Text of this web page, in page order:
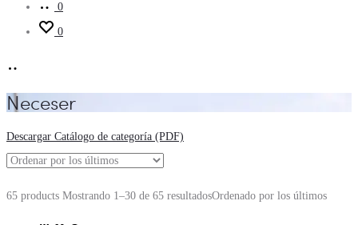
0
0
Neceser
Descargar Catálogo de categoría (PDF)
65 products Mostrando 1–30 de 65 resultadosOrdenado por los últimos